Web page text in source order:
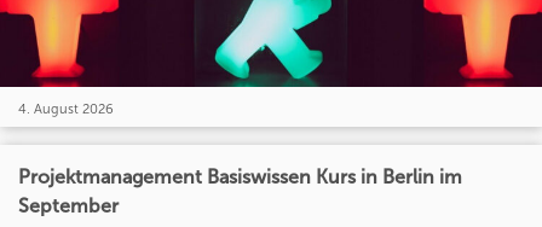
4. August 2026
Projektmanagement Basiswissen Kurs in Berlin im
September